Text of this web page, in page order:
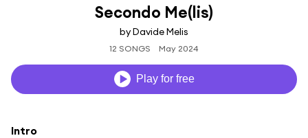
Secondo Me(lis)
by Davide Melis
12 SONGS May 2024
Play for free
Intro